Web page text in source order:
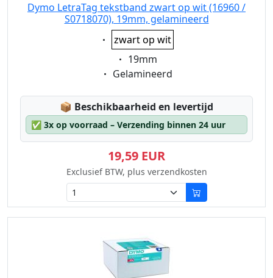
Dymo LetraTag tekstband zwart op wit (16960 /
S0718070), 19mm, gelamineerd
Eigenschaft:
zwart op wit
Eigenschaft:
19mm
Eigenschaft:
Gelamineerd
📦 Lagerstatus:
Beschikbaarheid en levertijd
✅ 3x op voorraad – Verzending binnen 24 uur
19,59 EUR
Exclusief BTW, plus verzendkosten